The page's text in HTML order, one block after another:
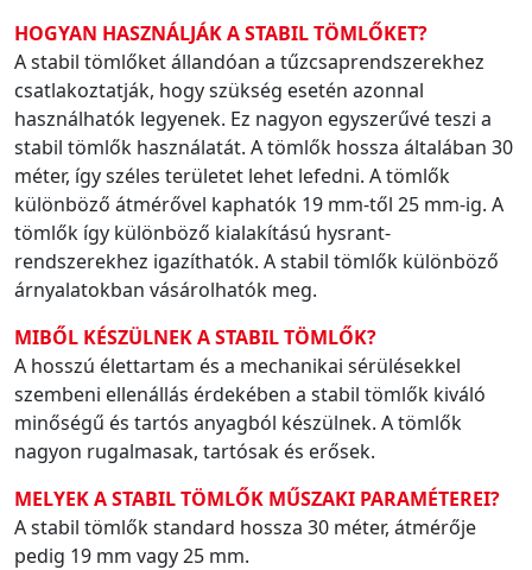
HOGYAN HASZNÁLJÁK A STABIL TÖMLŐKET?
A stabil tömlőket állandóan a tűzcsaprendszerekhez
csatlakoztatják, hogy szükség esetén azonnal
használhatók legyenek. Ez nagyon egyszerűvé teszi a
stabil tömlők használatát. A tömlők hossza általában 30
méter, így széles területet lehet lefedni. A tömlők
különböző átmérővel kaphatók 19 mm-től 25 mm-ig. A
tömlők így különböző kialakítású hysrant-
rendszerekhez igazíthatók. A stabil tömlők különböző
árnyalatokban vásárolhatók meg.
MIBŐL KÉSZÜLNEK A STABIL TÖMLŐK?
A hosszú élettartam és a mechanikai sérülésekkel
szembeni ellenállás érdekében a stabil tömlők kiváló
minőségű és tartós anyagból készülnek. A tömlők
nagyon rugalmasak, tartósak és erősek.
MELYEK A STABIL TÖMLŐK MŰSZAKI PARAMÉTEREI?
A stabil tömlők standard hossza 30 méter, átmérője
pedig 19 mm vagy 25 mm.